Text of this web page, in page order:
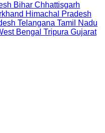
Bihar Chhattisgarh
Himachal Pradesh
Telangana Tamil Nadu
Bengal Tripura Gujarat